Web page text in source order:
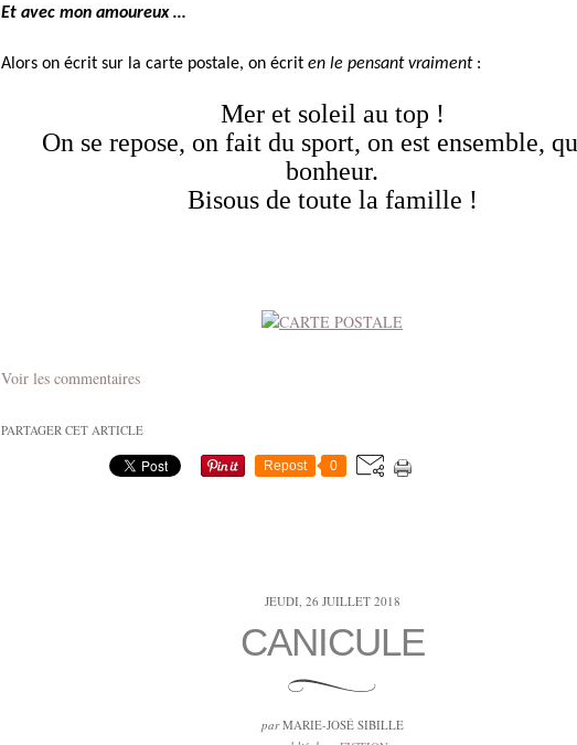
Et avec mon amoureux …
Alors on écrit sur la carte postale, on écrit en le pensant vraiment:
Mer et soleil au top !
On se repose, on fait du sport, on est ensemble,
bonheur.
Bisous de toute la famille !
Voir les commentaires
PARTAGER CET ARTICLE
Repost 0
JEUDI, 26 JUILLET 2018
CANICULE
parMARIE-JOSÉ SIBILLE